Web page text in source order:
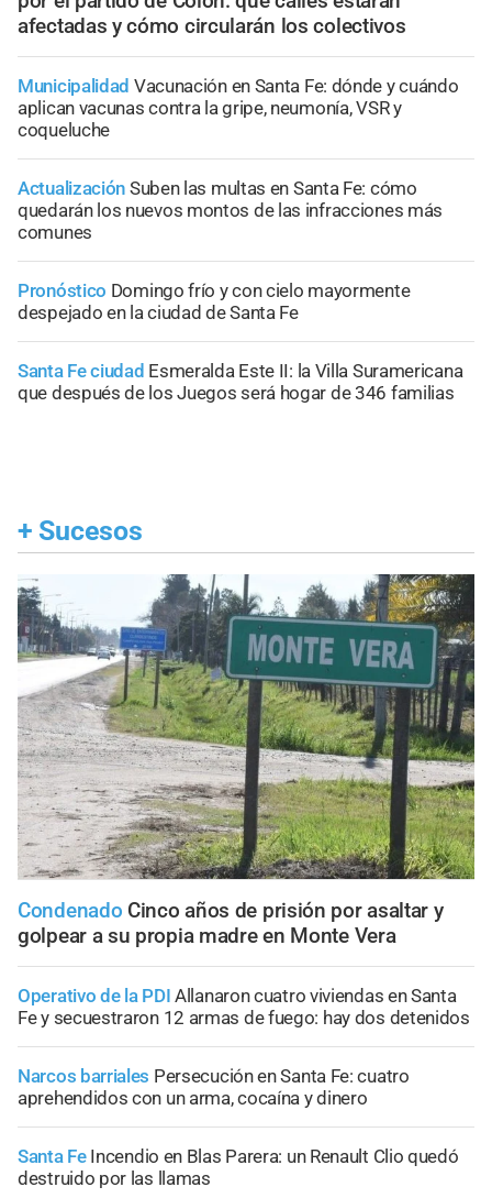
afectadas y cómo circularán los colectivos
Municipalidad Vacunación en Santa Fe: dónde y cuándo
aplican vacunas contra la gripe, neumonía, VSR y
coqueluche
Actualización Suben las multas en Santa Fe: cómo
quedarán los nuevos montos de las infracciones más
comunes
Pronóstico Domingo frío y con cielo mayormente
despejado en la ciudad de Santa Fe
Santa Fe ciudad Esmeralda Este II: la Villa Suramericana
que después de los Juegos será hogar de 346 familias
+ Sucesos
Condenado Cinco años de prisión por asaltar y
golpear a su propia madre en Monte Vera
Operativo de la PDI Allanaron cuatro viviendas en Santa
Fe y secuestraron 12 armas de fuego: hay dos detenidos
Narcos barriales Persecución en Santa Fe: cuatro
aprehendidos con un arma, cocaína y dinero
Santa Fe Incendio en Blas Parera: un Renault Clio quedó
destruido por las llamas